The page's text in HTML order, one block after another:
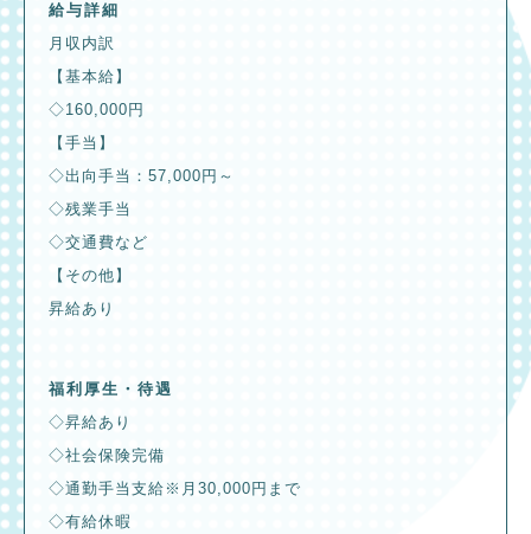
給与詳細
月収内訳
【基本給】
◇160,000円
【手当】
◇出向手当：57,000円～
◇残業手当
◇交通費など
【その他】
昇給あり
福利厚生・待遇
◇昇給あり
◇社会保険完備
◇通勤手当支給※月30,000円まで
◇有給休暇